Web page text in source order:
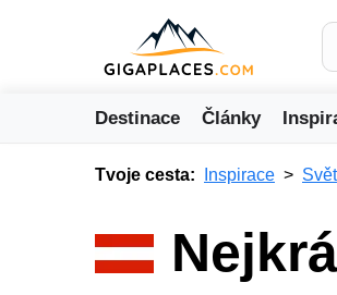
Destinace Články
Tvoje cesta: Inspirace Svět